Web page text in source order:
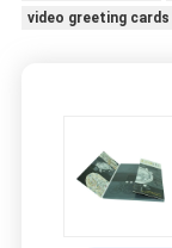
video greeting cards